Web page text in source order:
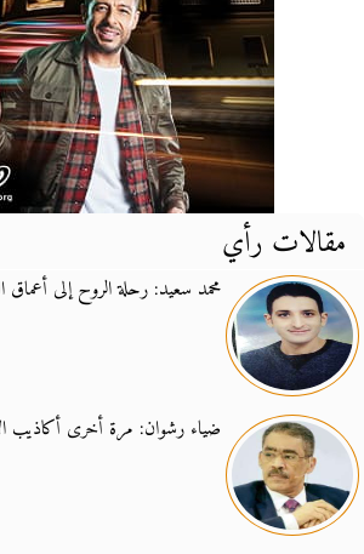
مقالات رأي
محمد سعيد: رحلة الروح إلى أعماق
ضياء رشوان: مرة أخرى أكاذيب